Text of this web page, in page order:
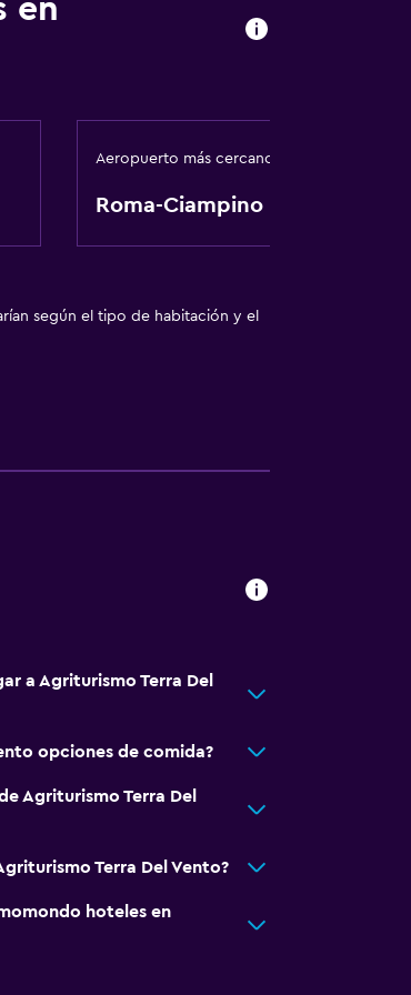
en
Aeropuerto más cercano
Roma-Ciampino
según el tipo de habitación y el
a Agriturismo Terra Del
opciones de comida?
Agriturismo Terra Del
Terra Del Vento?
hoteles en